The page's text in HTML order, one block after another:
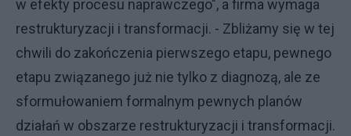
w efekty procesu naprawczego", a firma wymaga
restrukturyzacji i transformacji. - Zbliżamy się w tej
chwili do zakończenia pierwszego etapu, pewnego
etapu związanego już nie tylko z diagnozą, ale ze
sformułowaniem formalnym pewnych planów
działań w obszarze restrukturyzacji i transformacji.